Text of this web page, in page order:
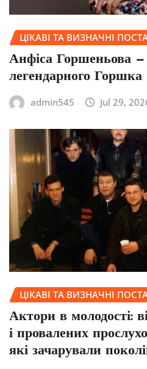
ЦІКАВІ ТА ВИЗНАЧНІ
Анфіса Горшеньова
легендарного Горшка
admin545 Jul 29,
ЦІКАВІ ТА ВИЗНАЧНІ
Актори в молодості:
і провалених
які зачарували